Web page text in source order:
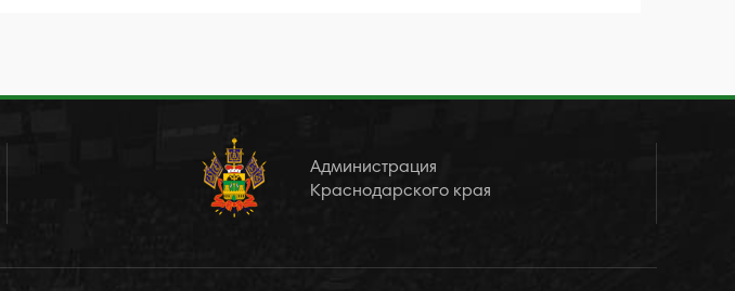
Администрация
Краснодарского края